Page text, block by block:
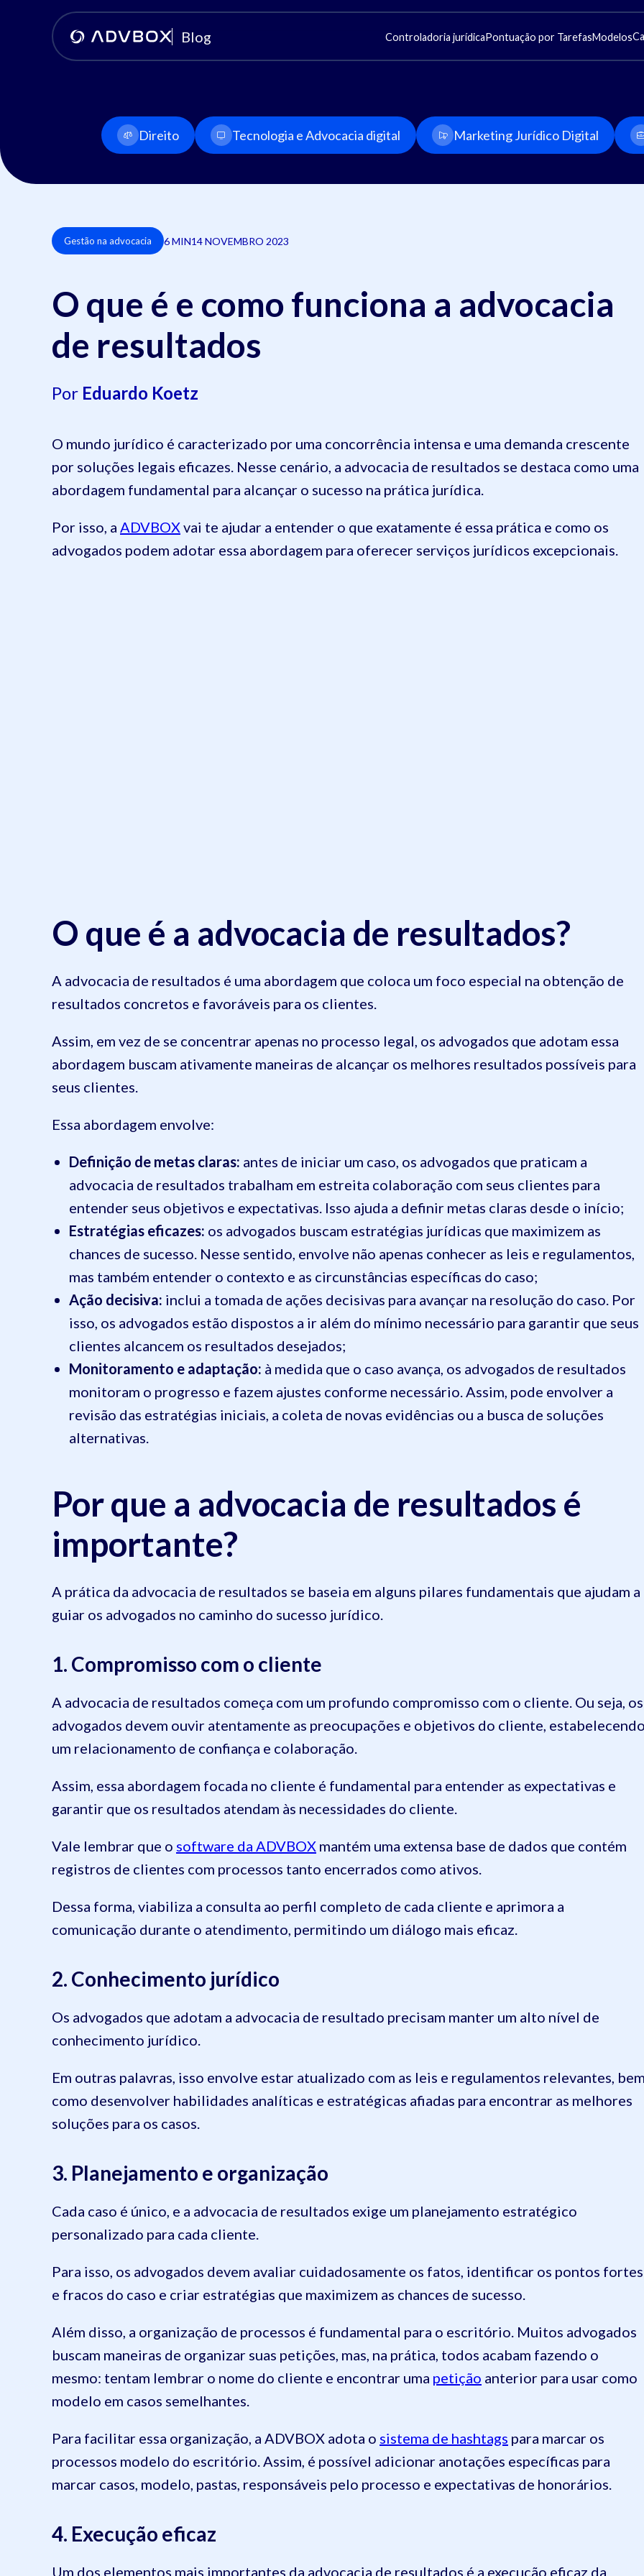
Blog Controladoria jurídicaPontuação por TarefasModelos
Direito Tecnologia e Advocacia digital Marketing Jurídico Digital
Gestão na advocacia 6 MIN14 NOVEMBRO 2023
O que é e como funciona a advocacia
de resultados
Por Eduardo Koetz
O mundo jurídico é caracterizado por uma concorrência intensa e uma demanda crescente
por soluções legais eficazes. Nesse cenário, a advocacia de resultados se destaca como uma
abordagem fundamental para alcançar o sucesso na prática jurídica.
Por isso, a ADVBOXvai te ajudar a entender o que exatamente é essa prática e como os
advogados podem adotar essa abordagem para oferecer serviços jurídicos excepcionais.
O que é a advocacia de resultados?
A advocacia de resultados é uma abordagem que coloca um foco especial na obtenção de
resultados concretos e favoráveis para os clientes.
Assim, em vez de se concentrar apenas no processo legal, os advogados que adotam essa
abordagem buscam ativamente maneiras de alcançar os melhores resultados possíveis para
seus clientes.
Essa abordagem envolve:
Definição de metas claras: antes de iniciar um caso, os advogados que praticam a
advocacia de resultados trabalham em estreita colaboração com seus clientes para
entender seus objetivos e expectativas. Isso ajuda a definir metas claras desde o início;
Estratégias eficazes: os advogados buscam estratégias jurídicas que maximizem as
chances de sucesso. Nesse sentido, envolve não apenas conhecer as leis e regulamentos,
mas também entender o contexto e as circunstâncias específicas do caso;
Ação decisiva: inclui a tomada de ações decisivas para avançar na resolução do caso. Por
isso, os advogados estão dispostos a ir além do mínimo necessário para garantir que seus
clientes alcancem os resultados desejados;
Monitoramento e adaptação: à medida que o caso avança, os advogados de resultados
monitoram o progresso e fazem ajustes conforme necessário. Assim, pode envolver a
revisão das estratégias iniciais, a coleta de novas evidências ou a busca de soluções
alternativas.
Por que a advocacia de resultados é
importante?
A prática da advocacia de resultados se baseia em alguns pilares fundamentais que ajudam a
guiar os advogados no caminho do sucesso jurídico.
1. Compromisso com o cliente
A advocacia de resultados começa com um profundo compromisso com o cliente. Ou seja, os
advogados devem ouvir atentamente as preocupações e objetivos do cliente,
um relacionamento de confiança e colaboração.
Assim, essa abordagem focada no cliente é fundamental para entender as expectativas e
garantir que os resultados atendam às necessidades do cliente.
Vale lembrar que o software da ADVBOX mantém uma extensa base de dados que contém
registros de clientes com processos tanto encerrados como ativos.
Dessa forma, viabiliza a consulta ao perfil completo de cada cliente e aprimora a
comunicação durante o atendimento, permitindo um diálogo mais eficaz.
2. Conhecimento jurídico
Os advogados que adotam a advocacia de resultado precisam manter um alto nível de
conhecimento jurídico.
Em outras palavras, isso envolve estar atualizado com as leis e regulamentos relevantes,
como desenvolver habilidades analíticas e estratégicas afiadas para encontrar as melhores
soluções para os casos.
3. Planejamento e organização
Cada caso é único, e a advocacia de resultados exige um planejamento estratégico
personalizado para cada cliente.
Para isso, os advogados devem avaliar cuidadosamente os fatos, identificar os pontos fortes
e fracos do caso e criar estratégias que maximizem as chances de sucesso.
Além disso, a organização de processos é fundamental para o escritório. Muitos advogados
buscam maneiras de organizar suas petições, mas, na prática, todos acabam fazendo o
mesmo: tentam lembrar o nome do cliente e encontrar uma petição anterior para usar como
modelo em casos semelhantes.
Para facilitar essa organização, a ADVBOX adota o sistema de hashtags para marcar os
processos modelo do escritório. Assim, é possível adicionar anotações específicas para
marcar casos, modelo, pastas, responsáveis pelo processo e expectativas de honorários.
4. Execução eficaz
Um dos elementos mais importantes da advocacia de resultados é a execução eficaz da